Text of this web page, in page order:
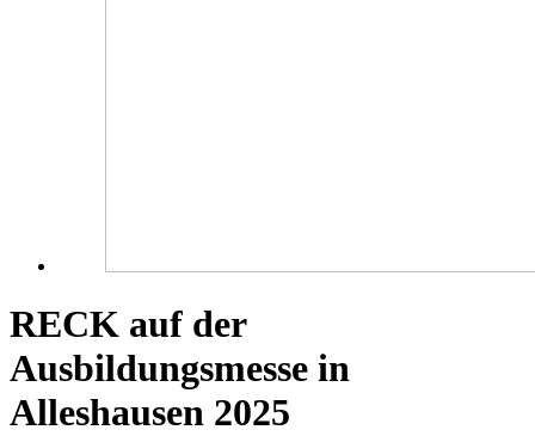
RECK auf der
Ausbildungsmesse in
Alleshausen 2025